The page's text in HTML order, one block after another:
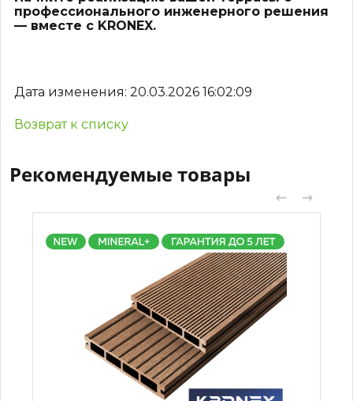
профессионального инженерного решения
— вместе с KRONEX.
Дата изменения: 20.03.2026 16:02:09
Возврат к списку
Рекомендуемые товары